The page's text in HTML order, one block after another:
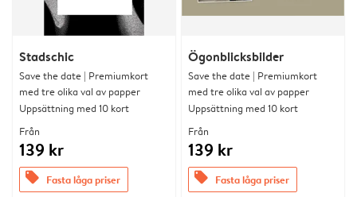
Stadschic
Save the date | Premiumkort
med tre olika val av papper
Uppsättning med 10 kort
Från
139 kr
offers Fasta låga priser
Ögonblicksbilder
Save the date | Premiumkort
med tre olika val av papper
Uppsättning med 10 kort
Från
139 kr
offers Fasta låga priser